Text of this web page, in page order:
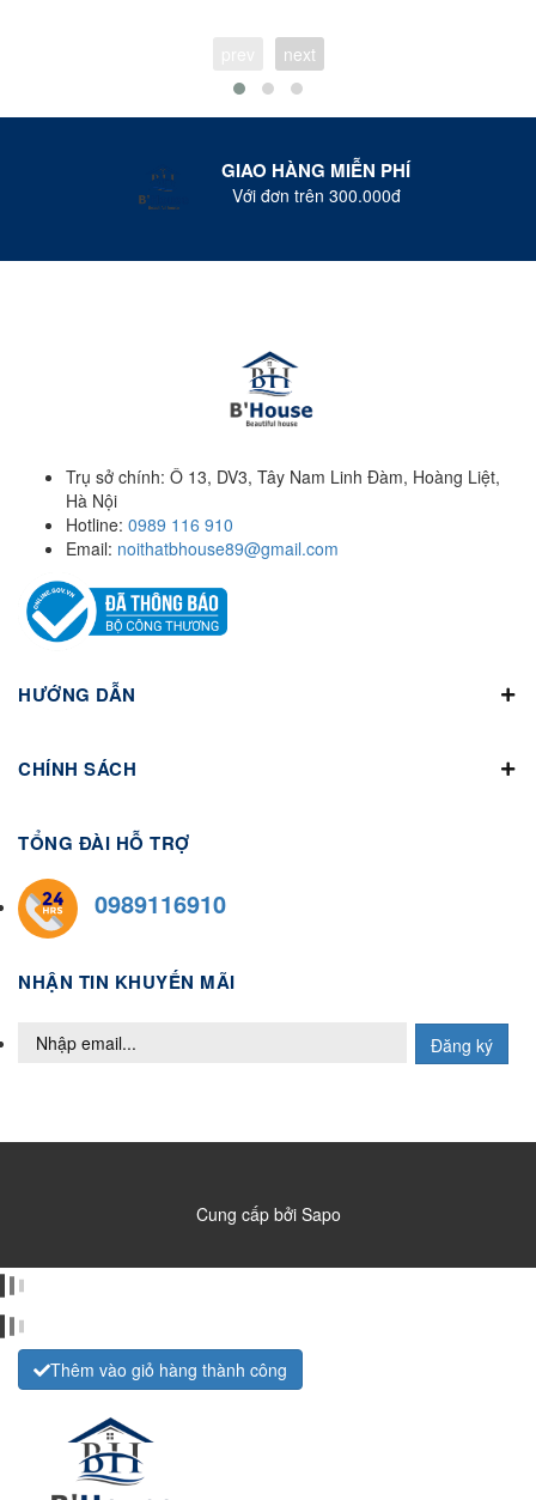
next
GIAO HÀNG MIỄN PHÍ
Với đơn trên 300.000đ
Trụ sở chính: Ô 13, DV3, Tây Nam Linh Đàm, Hoàng Liệt,
Hà Nội
Hotline: 0989 116 910
Email: noithatbhouse89@gmail.com
HƯỚNG DẪN
CHÍNH SÁCH
TỔNG ĐÀI HỖ TRỢ
0989116910
NHẬN TIN KHUYẾN MÃI
Đăng ký
Cung cấp bởi Sapo
Thêm vào giỏ hàng thành công